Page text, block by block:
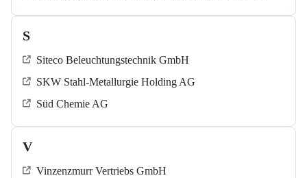
S
Siteco Beleuchtungstechnik GmbH
SKW Stahl-Metallurgie Holding AG
Süd Chemie AG
V
Vinzenzmurr Vertriebs GmbH